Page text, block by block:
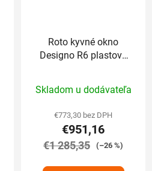
Roto kyvné okno
Designo R6 plastové
hodnotenie
produktu
je
5,0
Skladom u dodávateľa
€773,30 bez DPH
€951,16
€1 285,35 (–26 %)